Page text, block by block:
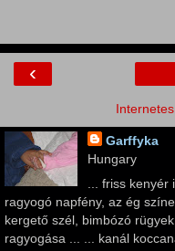
‹
Garffyka
Hungary
... friss
ragyogó napfény, az ég
kergető szél, bimbózó
ragyogása ... ... kanál